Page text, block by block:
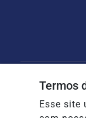
Termos
Esse site